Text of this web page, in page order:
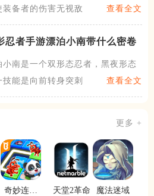
装备者的伤害无视敌人
查看全文
忍者手游漂泊小南带什么密卷
小南是一个双形态忍者，黑夜形态
技能是向前转身突刺，这
查看全文
更多 +
奇妙连线
天堂2革命 魔法迷域